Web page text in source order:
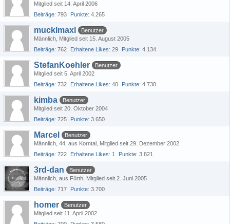
Mitglied seit 14. April 2006
Beiträge 793 Punkte 4.265
mucklmaxl
Benutzer
Männlich Mitglied seit 15. August 2005
Beiträge 762 Erhaltene Likes 29 Punkte 4.134
StefanKoehler
Benutzer
Mitglied seit 5. April 2002
Beiträge 732 Erhaltene Likes 40 Punkte 4.730
kimba
Benutzer
Mitglied seit 20. Oktober 2004
Beiträge 725 Punkte 3.650
Marcel
Benutzer
Männlich 44 aus Korntal Mitglied seit 29. Dezember 2002
Beiträge 722 Erhaltene Likes 1 Punkte 3.821
3rd-dan
Benutzer
Männlich aus Fürth Mitglied seit 2. Juni 2005
Beiträge 717 Punkte 3.700
homer
Benutzer
Mitglied seit 11. April 2002